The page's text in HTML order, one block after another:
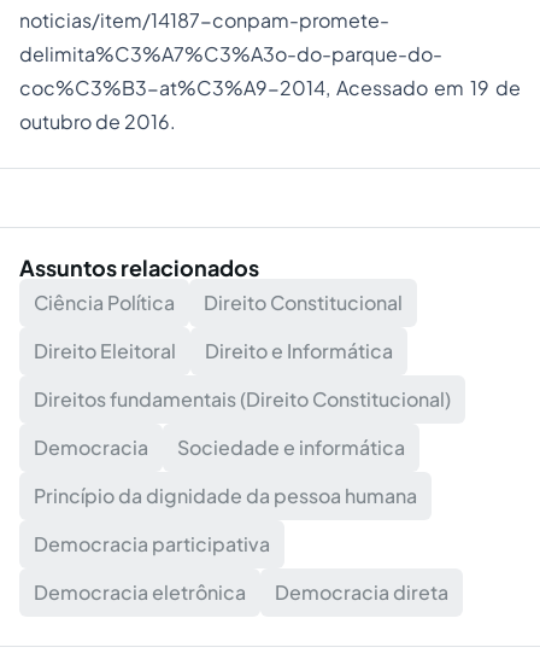
noticias/item/14187-conpam-promete-
delimita%C3%A7%C3%A3o-do-parque-do-
coc%C3%B3-at%C3%A9-2014, Acessado em 19 de
outubro de 2016.
Assuntos relacionados
Ciência Política
Direito Constitucional
Direito Eleitoral
Direito e Informática
Direitos fundamentais (Direito Constitucional)
Democracia
Sociedade e informática
Princípio da dignidade da pessoa humana
Democracia participativa
Democracia eletrônica
Democracia direta